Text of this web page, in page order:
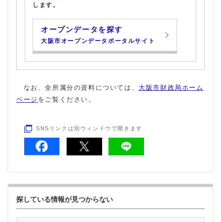
します。
オープンデータを探す
大阪市オープンデータポータルサイト
なお、全所属分の資料については、 大阪市財政局ホーム
ページ をご覧ください。
SNSリンクは別ウィンドウで開きます
探している情報が見つからない